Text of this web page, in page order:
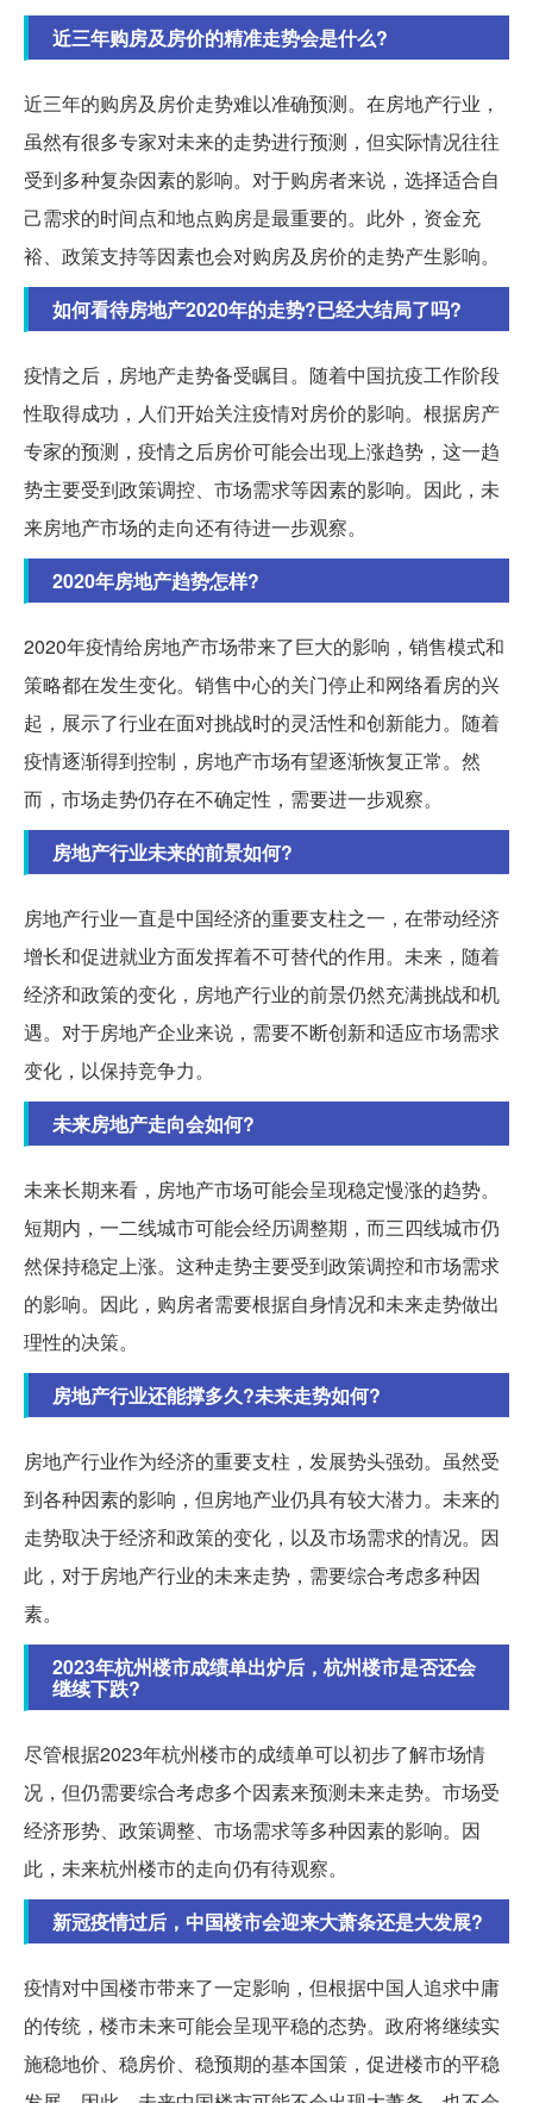
近三年购房及房价的精准走势会是什么?
近三年的购房及房价走势难以准确预测。在房地产行业，
虽然有很多专家对未来的走势进行预测，但实际情况往往
受到多种复杂因素的影响。对于购房者来说，选择适合自
己需求的时间点和地点购房是最重要的。此外，资金充
裕、政策支持等因素也会对购房及房价的走势产生影响。
如何看待房地产2020年的走势?已经大结局了吗?
疫情之后，房地产走势备受瞩目。随着中国抗疫工作阶段
性取得成功，人们开始关注疫情对房价的影响。根据房产
专家的预测，疫情之后房价可能会出现上涨趋势，这一趋
势主要受到政策调控、市场需求等因素的影响。因此，未
来房地产市场的走向还有待进一步观察。
2020年房地产趋势怎样?
2020年疫情给房地产市场带来了巨大的影响，销售模式和
策略都在发生变化。销售中心的关门停止和网络看房的兴
起，展示了行业在面对挑战时的灵活性和创新能力。随着
疫情逐渐得到控制，房地产市场有望逐渐恢复正常。然
而，市场走势仍存在不确定性，需要进一步观察。
房地产行业未来的前景如何?
房地产行业一直是中国经济的重要支柱之一，在带动经济
增长和促进就业方面发挥着不可替代的作用。未来，随着
经济和政策的变化，房地产行业的前景仍然充满挑战和机
遇。对于房地产企业来说，需要不断创新和适应市场需求
变化，以保持竞争力。
未来房地产走向会如何?
未来长期来看，房地产市场可能会呈现稳定慢涨的趋势。
短期内，一二线城市可能会经历调整期，而三四线城市仍
然保持稳定上涨。这种走势主要受到政策调控和市场需求
的影响。因此，购房者需要根据自身情况和未来走势做出
理性的决策。
房地产行业还能撑多久?未来走势如何?
房地产行业作为经济的重要支柱，发展势头强劲。虽然受
到各种因素的影响，但房地产业仍具有较大潜力。未来的
走势取决于经济和政策的变化，以及市场需求的情况。因
此，对于房地产行业的未来走势，需要综合考虑多种因
素。
2023年杭州楼市成绩单出炉后，杭州楼市是否还会
继续下跌?
尽管根据2023年杭州楼市的成绩单可以初步了解市场情
况，但仍需要综合考虑多个因素来预测未来走势。市场受
经济形势、政策调整、市场需求等多种因素的影响。因
此，未来杭州楼市的走向仍有待观察。
新冠疫情过后，中国楼市会迎来大萧条还是大发展?
疫情对中国楼市带来了一定影响，但根据中国人追求中庸
的传统，楼市未来可能会呈现平稳的态势。政府将继续实
施稳地价、稳房价、稳预期的基本国策，促进楼市的平稳